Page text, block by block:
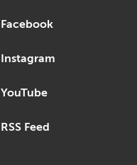
Facebook
Instagram
YouTube
RSS Feed